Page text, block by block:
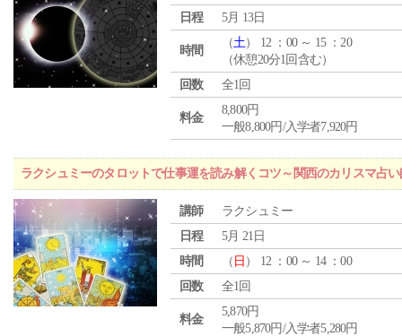
日程
5月 13日
時間
（土） 12 ：00 ～ 15 ：20
（休憩20分1回含む）
回数
全1回
料金
8,800円
一般8,800円/入学者7,920円
ラクシュミーのタロットで仕事運を読み解くコツ～関西のカリスマ占
講師
ラクシュミー
日程
5月 21日
時間
（ 日 ） 12 ：00 ～ 14 ：00
回数
全1回
料金
5,870円
一般5,870円/入学者5,280円